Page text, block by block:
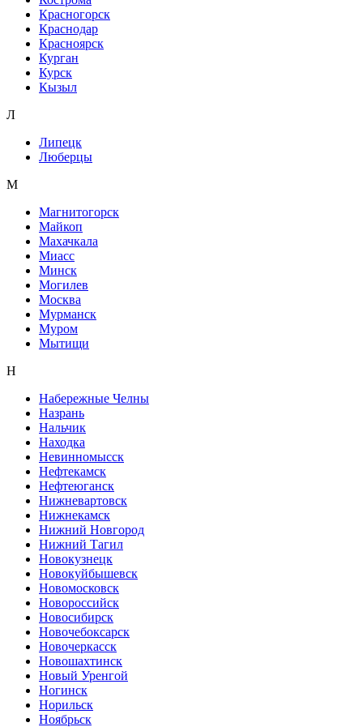
Красногорск
Краснодар
Красноярск
Курган
Курск
Кызыл
Л
Липецк
Люберцы
М
Магнитогорск
Майкоп
Махачкала
Миасс
Минск
Могилев
Москва
Мурманск
Муром
Мытищи
Н
Набережные Челны
Назрань
Нальчик
Находка
Невинномысск
Нефтекамск
Нефтеюганск
Нижневартовск
Нижнекамск
Нижний Новгород
Нижний Тагил
Новокузнецк
Новокуйбышевск
Новомосковск
Новороссийск
Новосибирск
Новочебоксарск
Новочеркасск
Новошахтинск
Новый Уренгой
Ногинск
Норильск
Ноябрьск